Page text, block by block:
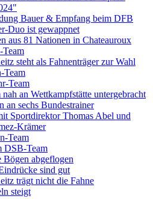
Bauer & Empfang beim DFB
Duo ist gewappnet
aus 81 Nationen in Chateauroux
Team
steht als Fahnenträger zur Wahl
Team
Team
an Wettkampfstätte untergebracht
an sechs Bundestrainer
Sportdirektor Thomas Abel und
Krämer
Team
DSB-Team
Bögen abgeflogen
sind gut
trägt nicht die Fahne
steigt